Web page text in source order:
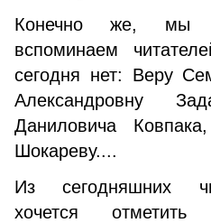
Конечно же, мы с
вспоминаем
сегодня нет: Веру
Александровну
Даниловича
Шокареву....
Из сегодняшних
хочется